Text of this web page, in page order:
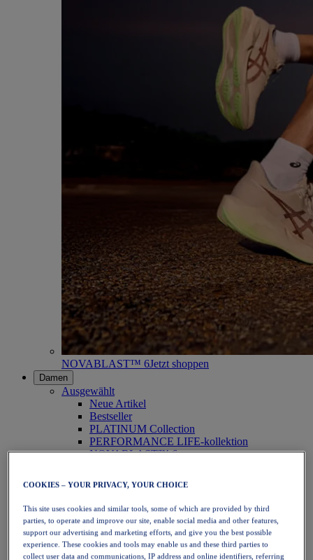
NOVABLAST™ 6Jetzt shoppen
Damen
Ausgewählt
Neue Artikel
Bestseller
PLATINUM Collection
PERFORMANCE LIFE-kollektion
NOVABLAST™ 6
Laufen
Trailrunning
Tennis
Volleyball
Handball
Padel
Korbball
COOKIES – YOUR PRIVACY, YOUR CHOICE
This site uses cookies and similar tools, some of which are provided by third
parties, to operate and improve our site, enable social media and other features,
support our advertising and marketing efforts, and give you the best possible
experience. These cookies and tools may enable us and these third parties to
collect user data and communications, IP address and online identifiers, referring